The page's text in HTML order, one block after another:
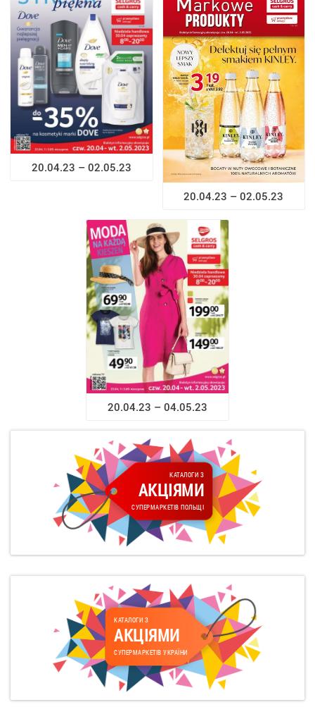
20.04.23 – 02.05.23
20.04.23 – 02.05.23
20.04.23 – 04.05.23
КАТАЛОГИ З
АКЦІЯМИ
СУПЕРМАРКЕТІВ ПОЛЬЩІ
КАТАЛОГИ З
АКЦІЯМИ
СУПЕРМАРКЕТІВ УКРАЇНИ